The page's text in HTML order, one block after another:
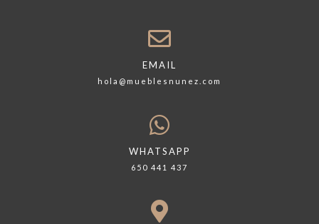
EMAIL
hola@mueblesnunez.com
WHATSAPP
650 441 437